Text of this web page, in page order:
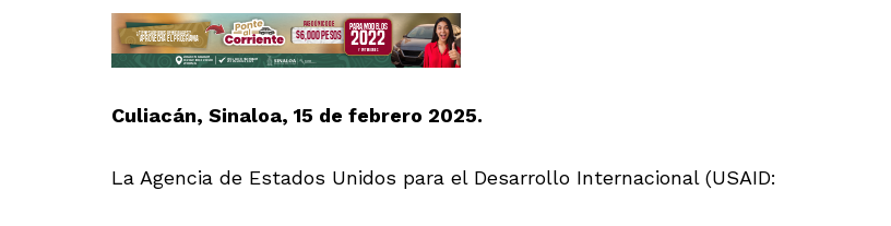
Culiacán, Sinaloa, 15 de febrero 2025.
La Agencia de Estados Unidos para el Desarrollo Internacional (USAID: